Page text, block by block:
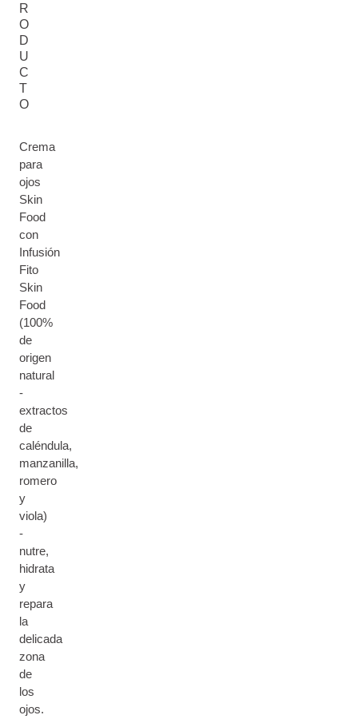
R
O
D
U
C
T
O
Crema
para
ojos
Skin
Food
con
Infusión
Fito
Skin
Food
(100%
de
origen
natural
-
extractos
de
caléndula,
manzanilla,
romero
y
viola)
-
nutre,
hidrata
y
repara
la
delicada
zona
de
los
ojos.